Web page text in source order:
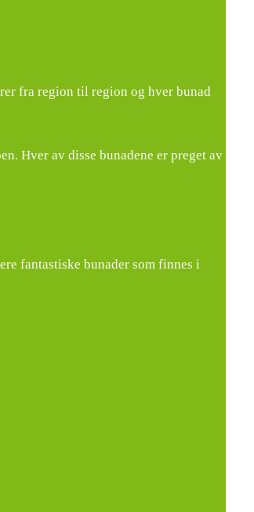
fra region til region og hver bunad
Hver av disse bunadene er preget av
fantastiske bunader som finnes i